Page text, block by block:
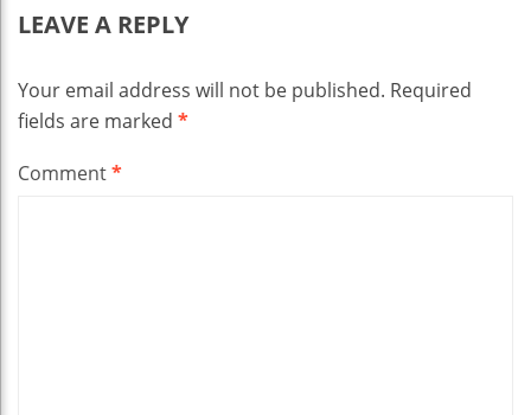
LEAVE A REPLY
Your email address will not be published. Required
fields are marked *
Comment*